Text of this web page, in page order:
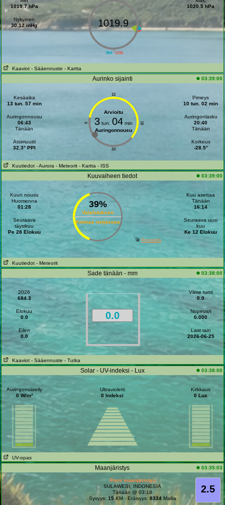
1019.7 hPa
Nykyinen
30.12 inHg
||
964 1036
1019.9
1020.5 hPa
Kaaviot - Sääennuste - Kartta
Aurinko sijainti 03:39:00
Kesäaika
13 tun. 57 min
Auringonnousu
06:43
Tänään
Atsimuutti
32.3° PPI
12
24
6 18
Arvioitu
3tun. 04min
Auringonnousu
Pimeys
10 tun. 02 min
Auringonlasku
20:40
Tänään
Korkeus
-28.5°
Kuutiedot - Aurora - Meteorit - Kartta - ISS
Kuuvaiheen tiedot 03:39:00
Kuun nousu
Huomenna
01:28
Seuraava
täysikuu
Pe 28 Elokuu
39%
Valaistuksen
Kolmas neljäsosa
Kuu asettaa
Tänään
16:14
Seuraava uusi
kuu
Ke 12 Elokuu
Perseids
Kuutiedot - Meteorit
Sade tänään - mm 03:38:00
2026
684.3
Elokuu
0.0
Eilen
0.0
0.0
Viime tunti
0.0
Nopeus/t
0.000
Last rain
2026-06-25
Kaaviot - Sääennuste - Tutka
Solar - UV-indeksi - Lux 03:38:00
Auringonsäteily
0 W/m²
Ultravioletti
0 Indeksi
Kirkkaus
0 Lux
UV-opas
Maanjäristys 03:35:03
2.5
Pieni maanjäristys
SULAWESI, INDONESIA
Tänään @ 03:18
Syvyys: 15KM - Etäisyys: 8324Mailia